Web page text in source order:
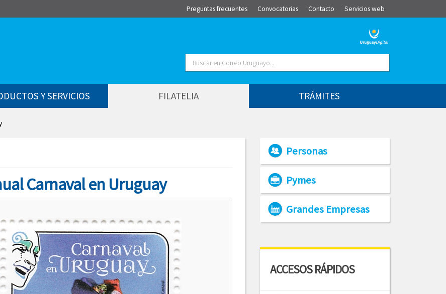
Preguntas frecuentes Convocatorias Contacto Servicios web
Buscar
Y SERVICIOS FILATELIA TRÁMITES
Carnaval en Uruguay
Personas
Pymes
Grandes Empresas
ACCESOS RÁPIDOS